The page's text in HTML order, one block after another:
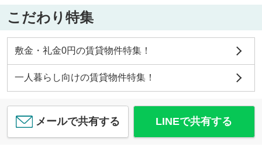
こだわり特集
敷金・礼金0円の賃貸物件特集！
一人暮らし向けの賃貸物件特集！
メールで共有する LINEで共有する